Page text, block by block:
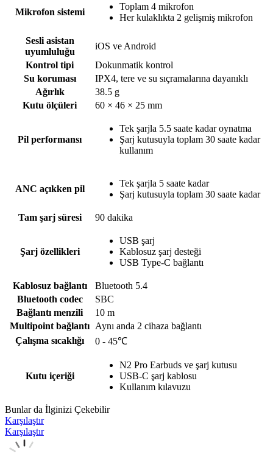
Mikrofon sistemi
Toplam 4 mikrofon
Her kulaklıkta 2 gelişmiş mikrofon
Sesli asistan
uyumluluğu
iOS ve Android
Kontrol tipi
Dokunmatik kontrol
Su koruması
IPX4, tere ve su sıçramalarına dayanıklı
Ağırlık
38.5 g
Kutu ölçüleri
60 × 46 × 25 mm
Pil performansı
Tek şarjla 5.5 saate kadar oynatma
Şarj kutusuyla toplam 30 saate kadar
kullanım
ANC açıkken pil
Tek şarjla 5 saate kadar
Şarj kutusuyla toplam 30 saate kadar
Tam şarj süresi 90 dakika
Şarj özellikleri
USB şarj
Kablosuz şarj desteği
USB Type-C bağlantı
Kablosuz bağlantı
Bluetooth 5.4
Bluetooth codec
SBC
Bağlantı menzili
10 m
Multipoint bağlantı Aynı anda 2 cihaza bağlantı
Çalışma sıcaklığı
0 - 45℃
Kutu içeriği
N2 Pro Earbuds ve şarj kutusu
USB-C şarj kablosu
Kullanım kılavuzu
Bunlar da İlginizi Çekebilir
Karşılaştır
Karşılaştır